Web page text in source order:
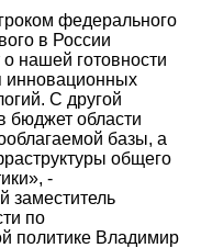
федерального
в России
нашей готовности
инновационных
С другой
бюджет области
базы, а
общего
-
заместитель
по
политике Владимир